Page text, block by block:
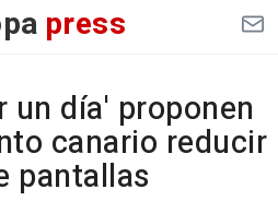
press
un día' proponen
canario reducir
pantallas